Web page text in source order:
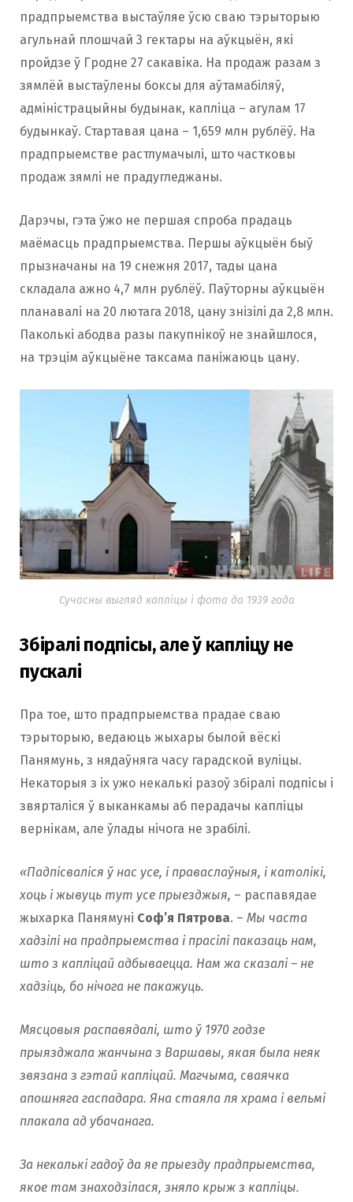
прадпрыемства выстаўляе ўсю сваю тэрыторыю
агульнай плошчай 3 гектары на аўкцыён, які
пройдзе ў Гродне 27 сакавіка. На продаж разам з
зямлёй выстаўлены боксы для аўтамабіляў,
адміністрацыйны будынак, капліца – агулам 17
будынкаў. Стартавая цана – 1,659 млн рублёў. На
прадпрыемстве растлумачылі, што частковы
продаж зямлі не прадугледжаны.
Дарэчы, гэта ўжо не першая спроба прадаць
маёмасць прадпрыемства. Першы аўкцыён быў
прызначаны на 19 снежня 2017, тады цана
складала ажно 4,7 млн рублёў. Паўторны аўкцыён
планавалі на 20 лютага 2018, цану знізілі да 2,8 млн.
Паколькі абодва разы пакупнікоў не знайшлося,
на трэцім аўкцыёне таксама паніжаюць цану.
Сучасны выгляд капліцы і фота да 1939 года
Збіралі подпісы, але ў капліцу не
пускалі
Пра тое, што прадпрыемства прадае сваю
тэрыторыю, ведаюць жыхары былой вёскі
Панямунь, з нядаўняга часу гарадской вуліцы.
Некаторыя з іх ужо некалькі разоў збіралі подпісы і
звярталіся ў выканкамы аб перадачы капліцы
вернікам, але ўлады нічога не зрабілі.
«Падпісваліся ў нас усе, і праваслаўныя, і католікі,
хоць і жывуць тут усе прыезджыя, – распавядае
жыхарка Панямуні Соф’я Пятрова. – Мы часта
хадзілі на прадпрыемства і прасілі паказаць нам,
што з капліцай адбываецца. Нам жа сказалі – не
хадзіць, бо нічога не пакажуць.
Мясцовыя распавядалі, што ў 1970 годзе
прыязджала жанчына з Варшавы, якая была неяк
звязана з гэтай капліцай. Магчыма, сваячка
апошняга гаспадара. Яна стаяла ля храма і вельмі
плакала ад убачанага.
За некалькі гадоў да яе прыезду прадпрыемства,
якое там знаходзілася, зняло крыж з капліцы.